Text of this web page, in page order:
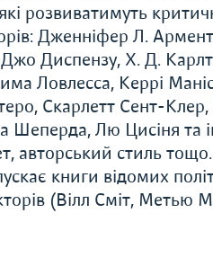
розвиватимуть
Дженніфер Л.
Диспензу, Х. Д.
Ловлесса, Керрі
Скарлетт Сент-Клер,
Шеперда, Лю Цисіня та
авторський стиль
книги відомих
(Вілл Сміт, Метью